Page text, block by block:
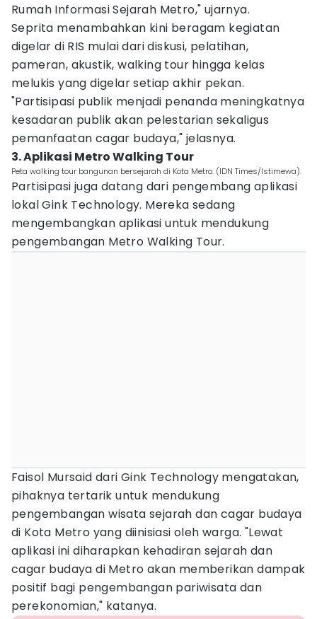
Rumah Informasi Sejarah Metro," ujarnya.
Seprita menambahkan kini beragam kegiatan
digelar di RIS mulai dari diskusi, pelatihan,
pameran, akustik, walking tour hingga kelas
melukis yang digelar setiap akhir pekan.
"Partisipasi publik menjadi penanda meningkatnya
kesadaran publik akan pelestarian sekaligus
pemanfaatan cagar budaya," jelasnya.
3. Aplikasi Metro Walking Tour
Peta walking tour bangunan bersejarah di Kota Metro. (IDN Times/Istimewa).
Partisipasi juga datang dari pengembang aplikasi
lokal Gink Technology. Mereka sedang
mengembangkan aplikasi untuk mendukung
pengembangan Metro Walking Tour.
Faisol Mursaid dari Gink Technology mengatakan,
pihaknya tertarik untuk mendukung
pengembangan wisata sejarah dan cagar budaya
di Kota Metro yang diinisiasi oleh warga. "Lewat
aplikasi ini diharapkan kehadiran sejarah dan
cagar budaya di Metro akan memberikan dampak
positif bagi pengembangan pariwisata dan
perekonomian," katanya.